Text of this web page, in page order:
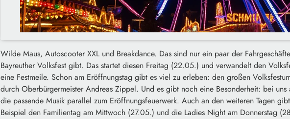
Wilde Maus, Autoscooter XXL und Breakdance. Das sind nur ein paar der
Bayreuther Volksfest gibt. Das startet diesen Freitag (22.05.) und verwandelt den
eine Festmeile. Schon am Eröffnungstag gibt es viel zu erleben: den großen
durch Oberbürgermeister Andreas Zippel. Und es gibt noch eine Besonderheit: bei
die passende Musik parallel zum Eröffnungsfeuerwerk. Auch an den weiteren Tagen
Beispiel den Familientag am Mittwoch (27.05.) und die Ladies Night am Donnerstag